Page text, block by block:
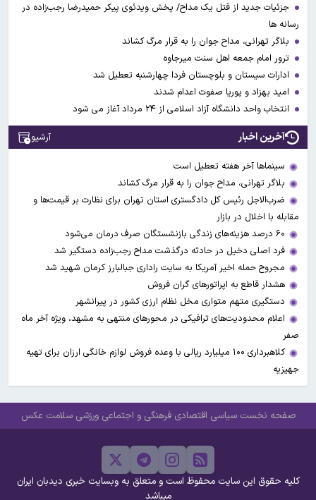
جزئیات جدید از قتل یک مداح/ پخش ویدئوی پیکر حمیدرضا رجب‌زاده در
رسانه ها
بلاگر تهرانی، مداح جوان را به قرار مرگ کشاند
ترور امام جمعه اهل سنت میرجاوه
ادارات سیستان و بلوچستان فردا چهارشنبه تعطیل شد
امید بهزاد و پوریا صفوت اعدام شدند
انتخاب واحد دانشگاه آزاد اسلامی از ۲۴ مرداد آغاز می شود
آخرین اخبار آرشیو
سینماها آخر هفته تعطیل است
بلاگر تهرانی، مداح جوان را به قرار مرگ کشاند
ضرب‌الاجل رئیس کل دادگستری استان تهران برای نظارت بر قیمت‌ها و
مقابله با اخلال در بازار
۶۰ درصد هزینه‌های زندگی بازنشستگان صرف درمان می‌شود
فرد اصلی دخیل در حادثه درگذشت مداح رجب‌زاده دستگیر شد
مجروح حمله اخیر آمریکا به سایت راداری جبالبارز کرمان شهید شد
هشدار قاطع به اپراتورهای گران فروش
دستگیری متهم متواری مخل نظام ارزی کشور در پیرانشهر
اعلام محدودیت‌های ترافیکی در محورهای منتهی به مشهد، ویژه آخر ماه
صفر
کلاهبرداری ۱۰۰ میلیارد ریالی با وعده فروش لوازم خانگی ارزان برای تهیه
جهیزیه
صفحه نخست سیاسی اقتصادی فرهنگی و اجتماعی ورزشی سلامت عکس
کلیه حقوق این سایت محفوظ است و متعلق به وبسایت خبری دیدبان ایران
میباشد